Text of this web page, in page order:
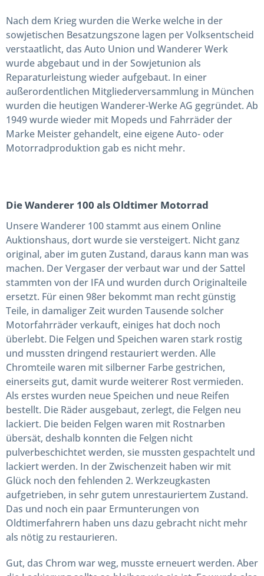
Nach dem Krieg wurden die Werke welche in der
sowjetischen Besatzungszone lagen per Volksentscheid
verstaatlicht, das Auto Union und Wanderer Werk
wurde abgebaut und in der Sowjetunion als
Reparaturleistung wieder aufgebaut. In einer
außerordentlichen Mitgliederversammlung in München
wurden die heutigen Wanderer-Werke AG gegründet. Ab
1949 wurde wieder mit Mopeds und Fahrräder der
Marke Meister gehandelt, eine eigene Auto- oder
Motorradproduktion gab es nicht mehr.
Die Wanderer 100 als Oldtimer Motorrad
Unsere Wanderer 100 stammt aus einem Online
Auktionshaus, dort wurde sie versteigert. Nicht ganz
original, aber im guten Zustand, daraus kann man was
machen. Der Vergaser der verbaut war und der Sattel
stammten von der IFA und wurden durch Originalteile
ersetzt. Für einen 98er bekommt man recht günstig
Teile, in damaliger Zeit wurden Tausende solcher
Motorfahrräder verkauft, einiges hat doch noch
überlebt. Die Felgen und Speichen waren stark rostig
und mussten dringend restauriert werden. Alle
Chromteile waren mit silberner Farbe gestrichen,
einerseits gut, damit wurde weiterer Rost vermieden.
Als erstes wurden neue Speichen und neue Reifen
bestellt. Die Räder ausgebaut, zerlegt, die Felgen neu
lackiert. Die beiden Felgen waren mit Rostnarben
übersät, deshalb konnten die Felgen nicht
pulverbeschichtet werden, sie mussten gespachtelt und
lackiert werden. In der Zwischenzeit haben wir mit
Glück noch den fehlenden 2. Werkzeugkasten
aufgetrieben, in sehr gutem unrestauriertem Zustand.
Das und noch ein paar Ermunterungen von
Oldtimerfahrern haben uns dazu gebracht nicht mehr
als nötig zu restaurieren.
Gut, das Chrom war weg, musste erneuert werden. Aber